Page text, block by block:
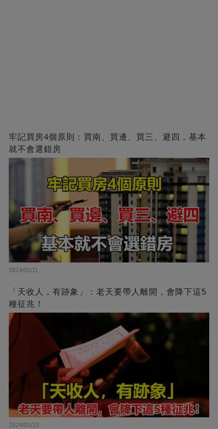
牢記買房4個原則：買南、買邊、買三、避四，基本
就不會選錯房
2024/01/11
「天收人，有跡象」：老天要帶人離開，會降下這5
種征兆！
2024/01/10